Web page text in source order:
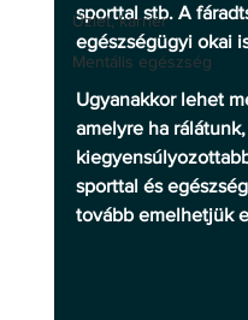
Üzlet, karrier
Mentális egészség
sporttal stb. A
egészségügyi okai
Ugyanakkor lehet
amelyre ha
sporttal és
tovább emelhetjük